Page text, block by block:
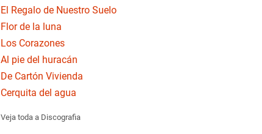
El Regalo de Nuestro Suelo
Flor de la luna
Los Corazones
Al pie del huracán
De Cartón Vivienda
Cerquita del agua
Veja toda a Discografia